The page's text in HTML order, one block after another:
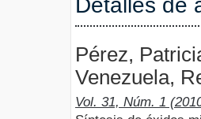
Detalles de
Pérez,
Venezuela,
Vol. 31, Núm. 1